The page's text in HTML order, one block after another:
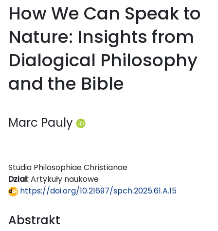
How We Can Speak to
Nature: Insights from
Dialogical Philosophy
and the Bible
Marc Pauly
Studia Philosophiae Christianae
Dział:Artykuły naukowe
https://doi.org/10.21697/spch.2025.61.A.15
Abstrakt